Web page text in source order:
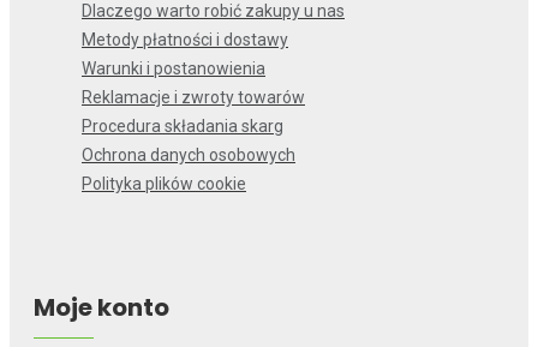
Dlaczego warto robić zakupy u nas
Metody płatności i dostawy
Warunki i postanowienia
Reklamacje i zwroty towarów
Procedura składania skarg
Ochrona danych osobowych
Polityka plików cookie
Moje konto